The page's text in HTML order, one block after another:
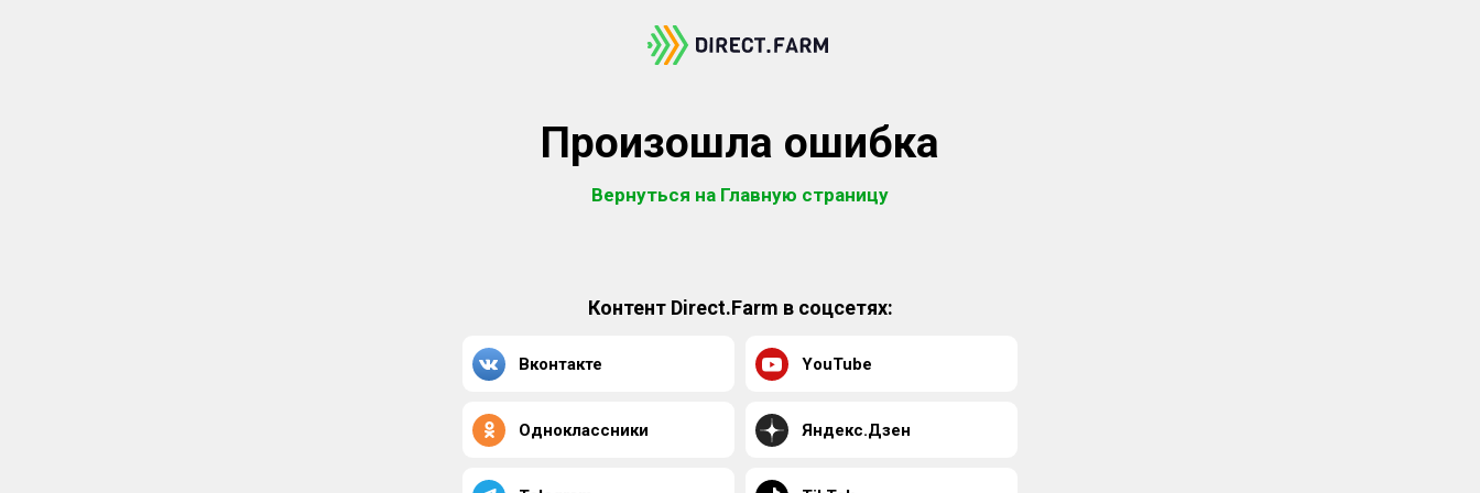
Произошла ошибка
Вернуться на Главную страницу
Контент Direct.Farm в соцсетях:
Вконтакте YouTube
Одноклассники Яндекс.Дзен